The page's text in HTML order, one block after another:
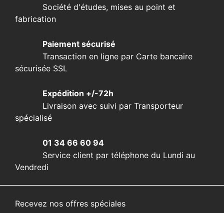
Société d'études, mises au point et
fabrication
Paiement sécurisé
Transaction en ligne par Carte bancaire
sécurisée SSL
Expédition +/-72h
Livraison avec suivi par Transporteur
spécialisé
01 34 66 60 94
Service client par téléphone du Lundi au
Vendredi
Recevez nos offres spéciales